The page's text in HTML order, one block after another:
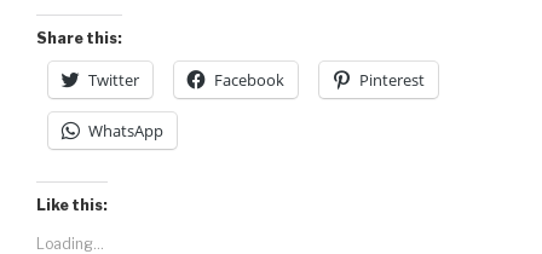
Share this:
Twitter Facebook Pinterest
WhatsApp
Like this:
Loading...